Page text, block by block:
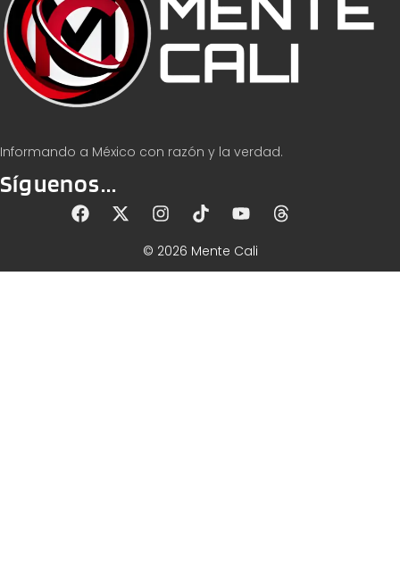
Informando a México con razón y la verdad.
Síguenos...
© 2026 Mente Cali